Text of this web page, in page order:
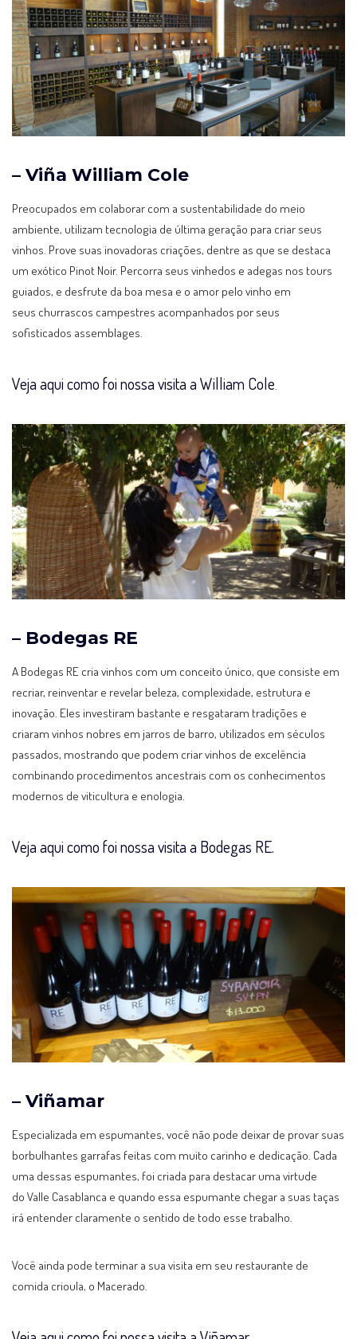
– Viña William Cole
Preocupados em colaborar com a sustentabilidade do meio
ambiente, utilizam tecnologia de última geração para criar seus
vinhos. Prove suas inovadoras criações, dentre as que se destaca
um exótico Pinot Noir. Percorra seus vinhedos e adegas nos tours
guiados, e desfrute da boa mesa e o amor pelo vinho em
seus churrascos campestres acompanhados por seus
sofisticados assemblages.
Veja aqui como foi nossa visita a William Cole.
– Bodegas RE
A Bodegas RE cria vinhos com um conceito único, que consiste em
recriar, reinventar e revelar beleza, complexidade, estrutura e
inovação. Eles investiram bastante e resgataram tradições e
criaram vinhos nobres em jarros de barro, utilizados em séculos
passados, mostrando que podem criar vinhos de excelência
combinando procedimentos ancestrais com os conhecimentos
modernos de viticultura e enologia.
Veja aqui como foi nossa visita a Bodegas RE.
– Viñamar
Especializada em espumantes, você não pode deixar de provar suas
borbulhantes garrafas feitas com muito carinho e dedicação. Cada
uma dessas espumantes, foi criada para destacar uma virtude
do Valle Casablanca e quando essa espumante chegar a suas taças
irá entender claramente o sentido de todo esse trabalho.
Você ainda pode terminar a sua visita em seu restaurante de
comida crioula, o Macerado.